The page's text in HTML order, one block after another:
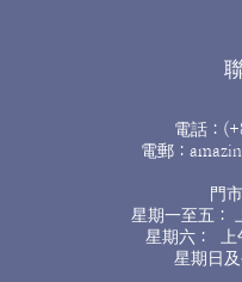
電話：
電郵：
門
星期一至五：
星期六：
星期日